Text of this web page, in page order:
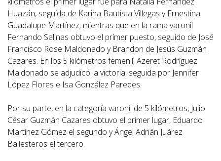
Huazán, seguida de Karina Bautista Villegas y Ernestina
Guadalupe Martínez; mientras que en la rama varonil
Fernando Salinas obtuvo el primer puesto, seguido de José
Francisco Rose Maldonado y Brandon de Jesús Guzmán
Cazares. En los 5 kilómetros femenil, Azeret Rodríguez
Maldonado se adjudicó la victoria, seguida por Jennifer
López Flores e Isa González Paredes.
Por su parte, en la categoría varonil de 5 kilómetros, Julio
César Guzmán Cazares obtuvo el primer lugar, Eduardo
Martínez Gómez el segundo y Ángel Adrián Juárez
Ballesteros el tercero.